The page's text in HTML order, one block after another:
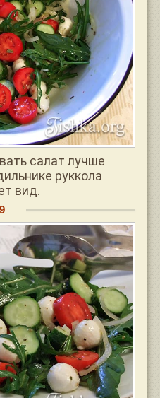
салат лучше
руккола
вид.